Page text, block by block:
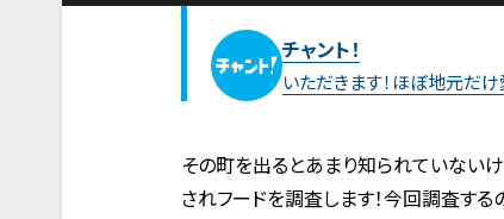
チャント！
いただきます！ほぼ地元だ
その町を出るとあまり知られていない
されフードを調査します！今回調査する